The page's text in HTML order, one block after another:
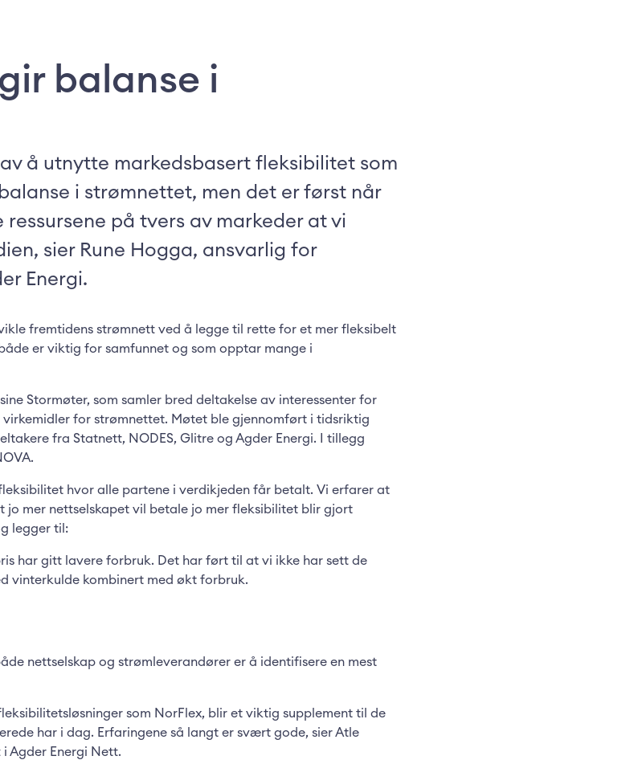
balanse i
å utnytte markedsbasert fleksibilitet som
i strømnettet, men det er først når
på tvers av markeder at vi
sier Rune Hogga, ansvarlig for
Energi.
fremtidens strømnett ved å legge til rette for et mer fleksibelt
er viktig for samfunnet og som opptar mange i
Stormøter, som samler bred deltakelse av interessenter for
for strømnettet. Møtet ble gjennomført i tidsriktig
fra Statnett, NODES, Glitre og Agder Energi. I tillegg
hvor alle partene i verdikjeden får betalt. Vi erfarer at
jo mer nettselskapet vil betale jo mer fleksibilitet blir gjort
legger til:
har gitt lavere forbruk. Det har ført til at vi ikke har sett de
vinterkulde kombinert med økt forbruk.
nettselskap og strømleverandører er å identifisere en mest
som NorFlex, blir et viktig supplement til de
har i dag. Erfaringene så langt er svært gode, sier Atle
Agder Energi Nett.